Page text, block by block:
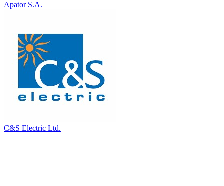
Apator S.A.
C&S Electric Ltd.